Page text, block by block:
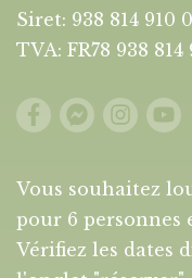
Siret: 938 814 910
TVA: FR78 938 814
Vous souhaitez
pour 6 personnes
Vérifiez les dates